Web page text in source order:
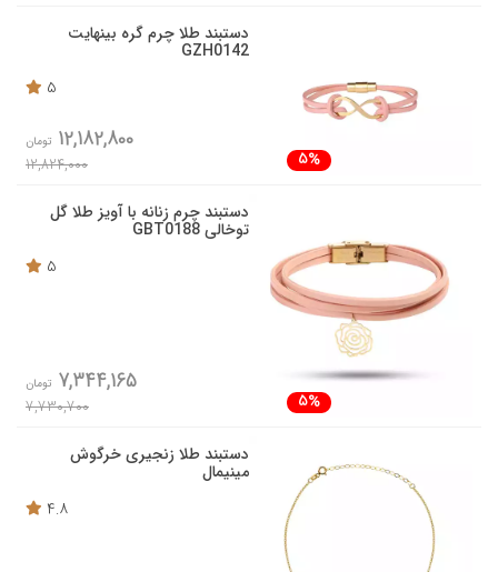
دستبند طلا چرم گره بینهایت
GZH0142
5
5%
12,182,800 تومان
12,824,000
دستبند چرم زنانه با آویز طلا گل
توخالی GBT0188
5
5%
7,344,165 تومان
7,730,700
دستبند طلا زنجیری خرگوش
مینیمال
4.8